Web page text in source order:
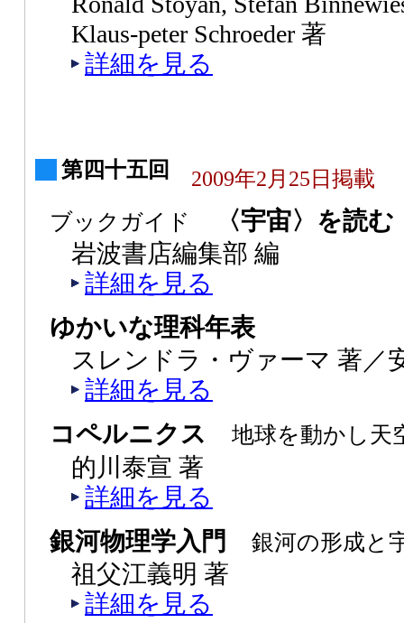
Klaus-peter Schroeder 著
詳細を見る
第四十五回 2009年2月25日掲載
ブックガイド
〈宇宙〉を読む
岩波書店編集部 編
詳細を見る
ゆかいな理科年表
スレンドラ・ヴァーマ 著／
詳細を見る
コペルニクス 地球を動かし天
的川泰宣 著
詳細を見る
銀河物理学入門 銀河の形成と
祖父江義明 著
詳細を見る